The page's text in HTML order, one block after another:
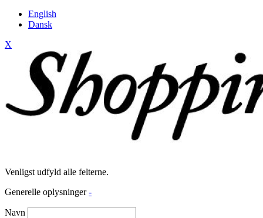
English
Dansk
X
Venligst udfyld alle felterne.
Generelle oplysninger -
Navn